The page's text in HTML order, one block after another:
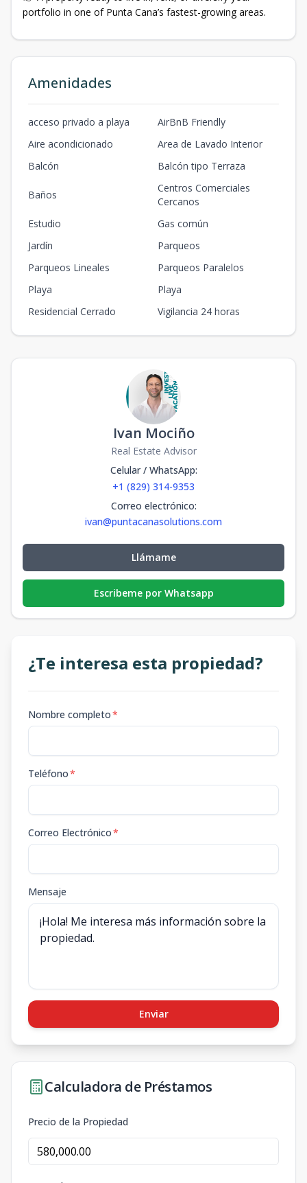
portfolio in one of Punta Cana’s fastest-growing areas.
Amenidades
acceso privado a playa
AirBnB Friendly
Aire acondicionado
Area de Lavado Interior
Balcón
Balcón tipo Terraza
Baños
Centros Comerciales
Cercanos
Estudio
Gas común
Jardín
Parqueos
Parqueos Lineales
Parqueos Paralelos
Playa
Playa
Residencial Cerrado
Vigilancia 24 horas
Ivan Mociño
Real Estate Advisor
Celular / WhatsApp:
+1 (829) 314-9353
Correo electrónico:
ivan@puntacanasolutions.com
Llámame
Escribeme por Whatsapp
¿Te interesa esta propiedad?
Nombre completo*
Teléfono*
Correo Electrónico*
Mensaje
Enviar
Calculadora de Préstamos
Precio de la Propiedad